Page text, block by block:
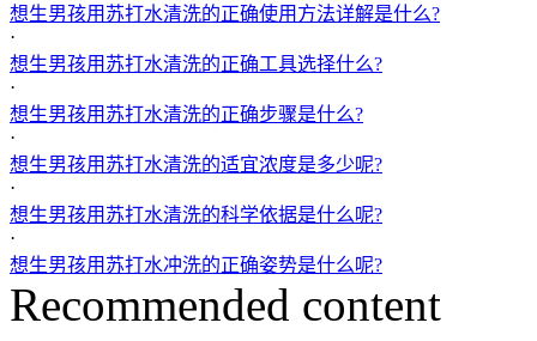
想生男孩用苏打水清洗的正确使用方法详解是什么?
·
想生男孩用苏打水清洗的正确工具选择什么?
·
想生男孩用苏打水清洗的正确步骤是什么?
·
想生男孩用苏打水清洗的适宜浓度是多少呢?
·
想生男孩用苏打水清洗的科学依据是什么呢?
·
想生男孩用苏打水冲洗的正确姿势是什么呢?
Recommended content